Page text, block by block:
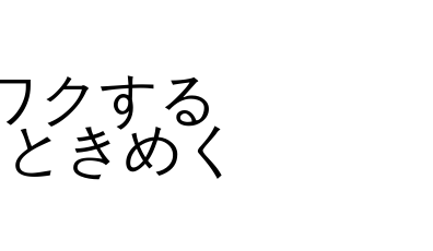
クする
ときめく